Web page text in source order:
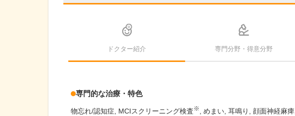
ドクター紹介 専門分野・得意分野
専門的な治療・特色
物忘れ/認知症 MCIスクリーニング検査※ めまい 耳鳴り 顔面神経麻痺